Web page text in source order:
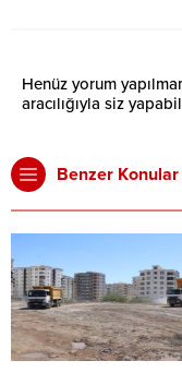
Henüz yorum
aracılığıyla siz
Benzer Konular